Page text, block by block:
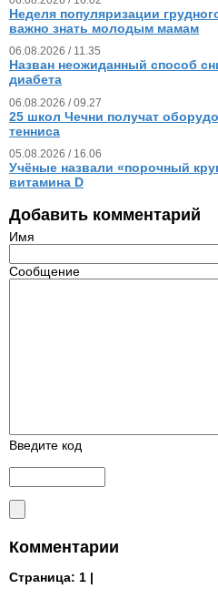
Неделя популяризации
важно знать молодым мамам
06.08.2026 / 11.35
Назван неожиданный способ
диабета
06.08.2026 / 09.27
25 школ Чечни получат
тенниса
05.08.2026 / 16.06
Учёные назвали «порочный
витамина D
Добавить комментарий
Имя
Сообщение
Введите код
Комментарии
Страница: 1 |